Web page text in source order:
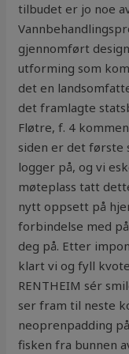
tilbudet er jo noe
gjennomført
utforming som
det en
det framlagte
Fløtre, f. 4
siden er det første
logger på, og vi
møteplass tatt
nytt oppsett på
forbindelse med
deg på. Etter
klart vi og fyll
RENTHEIM sér
ser fram til neste
neoprenpadding
fisken fra bunnen